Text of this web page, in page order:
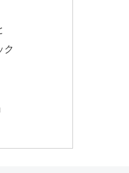
ク